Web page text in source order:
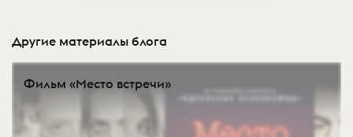
Другие материалы блога
Фильм «Место встречи»